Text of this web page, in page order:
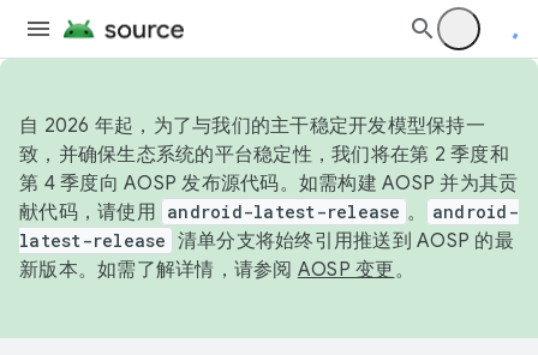
自 2026 年起，为了与我们的主干稳定开发模型保持一
致，并确保生态系统的平台稳定性，我们将在第 2 季度和
第 4 季度向 AOSP 发布源代码。如需构建 AOSP 并为其贡
献代码，请使用 android-latest-release 。
android-
latest-release 清单分支将始终引用推送到 AOSP 的最
新版本。如需了解详情，请参阅 AOSP 变更。